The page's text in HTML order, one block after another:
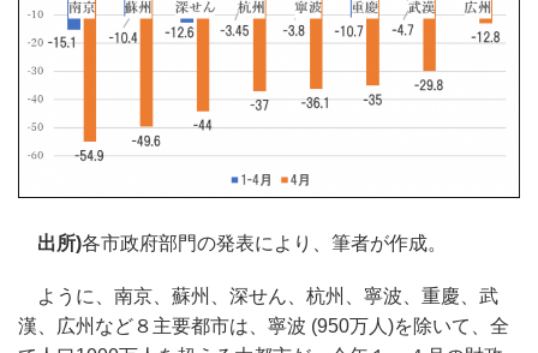
出所)各市政府部門の発表により、筆者が作成。
ように、南京、蘇州、深せん、杭州、寧波、重慶、武
漢、広州など８主要都市は、寧波 (950万人)を除いて、全